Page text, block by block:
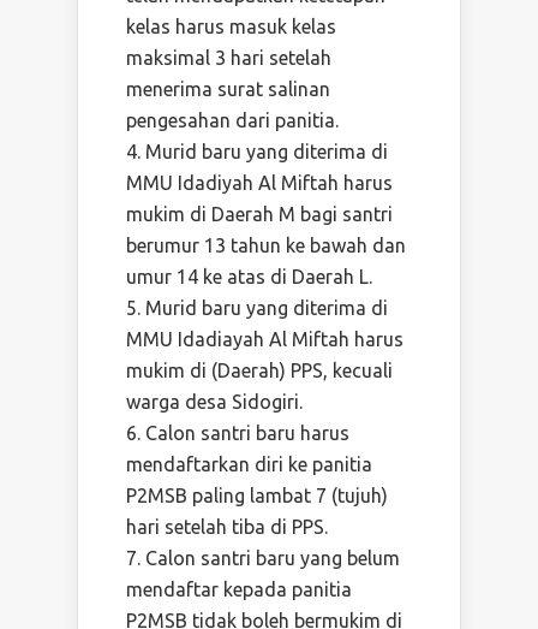
kelas harus masuk kelas
maksimal 3 hari setelah
menerima surat salinan
pengesahan dari panitia.
Murid baru yang diterima di
MMU Idadiyah Al Miftah harus
mukim di Daerah M bagi santri
berumur 13 tahun ke bawah dan
umur 14 ke atas di Daerah L.
Murid baru yang diterima di
MMU Idadiayah Al Miftah harus
mukim di (Daerah) PPS, kecuali
warga desa Sidogiri.
Calon santri baru harus
mendaftarkan diri ke panitia
P2MSB paling lambat 7 (tujuh)
hari setelah tiba di PPS.
Calon santri baru yang belum
mendaftar kepada panitia
P2MSB tidak boleh bermukim di